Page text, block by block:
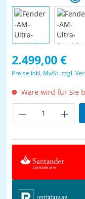
Regulärer Preis:
2.499,00 €
Preise inkl. MwSt. zzgl.
Ware wird für Sie
Produkt